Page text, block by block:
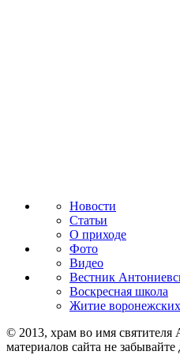
Новости
Статьи
О приходе
Фото
Видео
Вестник
Воскресная школа
Житие
© 2013, храм во имя
материалов сайта не